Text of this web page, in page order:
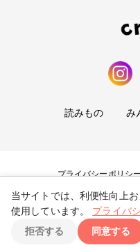
読みもの み
プライバシーポリシ
お
Copyright ©2026
当サイトでは、利便性向上
使用しています。
プライバ
拒否する
同意する